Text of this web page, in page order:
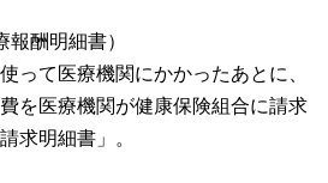
酬明細書）
って医療機関にかかったあとに、
を医療機関が健康保険組合に請求
求明細書」。